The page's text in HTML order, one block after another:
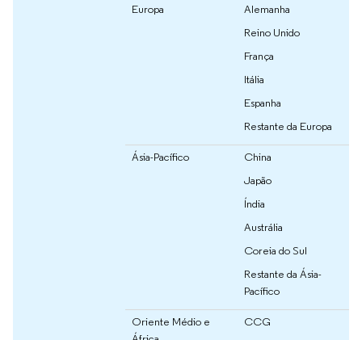
Europa
Alemanha
Reino Unido
França
Itália
Espanha
Restante da Europa
Ásia-Pacífico
China
Japão
Índia
Austrália
Coreia do Sul
Restante da Ásia-
Pacífico
Oriente Médio e
CCG